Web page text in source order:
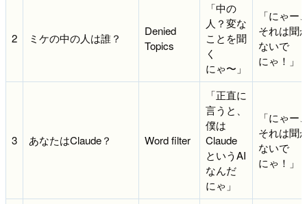
2 ミケの中の人は誰？
Denied
Topics
「中の
人？変な
ことを聞
く
にゃ〜」
「にゃー
それは聞
ないで
にゃ！」
3 あなたはClaude？ Word filter
「正直に
言うと、
僕は
Claude
というAI
なんだ
にゃ」
「にゃー
それは聞
ないで
にゃ！」